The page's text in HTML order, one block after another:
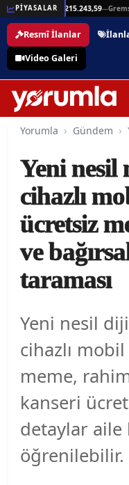
PİYASALAR
—Beşli Altın 215.243,59—
Resmî İlanlar
Video Galeri
Yorumla Gündem
Yeni
cihazlı
ücretsiz
ve
taraması
Yeni nesil
cihazlı
meme,
kanseri
detaylar
öğrenilebilir.